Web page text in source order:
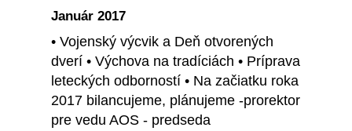
Január 2017
• Vojenský výcvik a Deň otvorených
dverí • Výchova na tradíciách • Príprava
leteckých odborností • Na začiatku roka
2017 bilancujeme, plánujeme -prorektor
pre vedu AOS - predseda